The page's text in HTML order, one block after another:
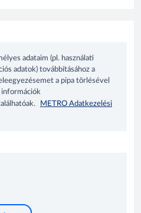
adataim (pl. használati
adatok) továbbításához a
a pipa törlésével
információk
METRO Adatkezelési